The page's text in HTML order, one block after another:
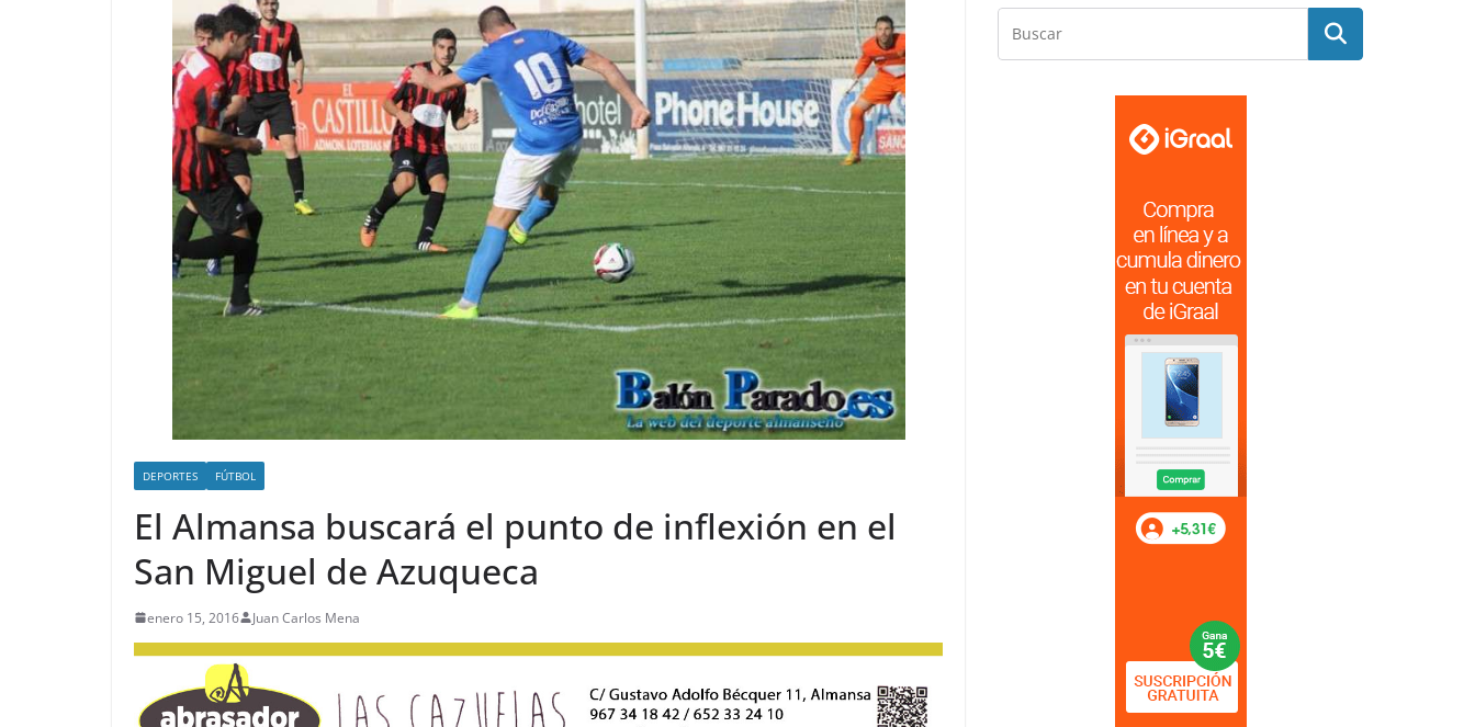
DEPORTES FÚTBOL
El Almansa buscará el punto de inflexión en el
San Miguel de Azuqueca
enero 15, 2016 Juan Carlos Mena